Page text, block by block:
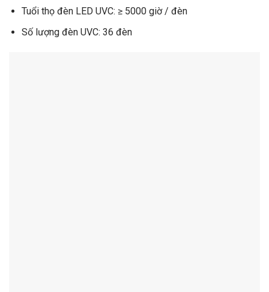
Tuổi thọ đèn LED UVC: ≥ 5000 giờ / đèn
Số lượng đèn UVC: 36 đèn